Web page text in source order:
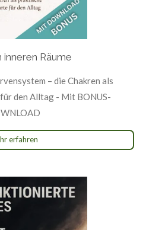
inneren Räume
– die Chakren als
den Alltag - Mit BONUS-
erfahren